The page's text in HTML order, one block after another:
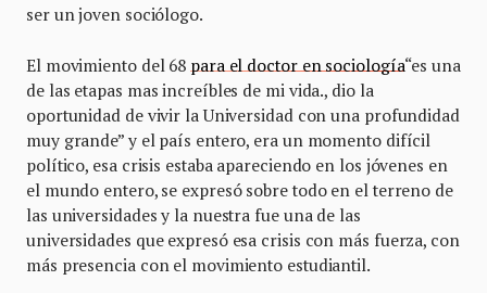
ser un joven sociólogo.
El movimiento del 68para el doctor en sociología“es una
de las etapas mas increíbles de mi vida., dio la
oportunidad de vivir la Universidad con una profundidad
muy grande” y el país entero, era un momento difícil
político, esa crisis estaba apareciendo en los jóvenes en
el mundo entero, se expresó sobre todo en el terreno de
las universidades y la nuestra fue una de las
universidades que expresó esa crisis con más fuerza, con
más presencia con el movimiento estudiantil.